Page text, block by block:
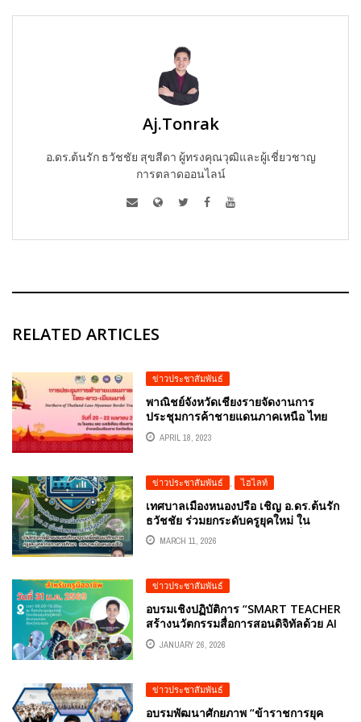
Aj.Tonrak
อ.ดร.ต้นรัก ธวัชชัย สุขสีดา ผู้ทรงคุณวุฒิและผู้เชี่ยวชาญ
การตลาดออนไลน์
RELATED ARTICLES
ข่าวประชาสัมพันธ์
พาณิชย์จังหวัดเชียงรายจัดงานการ
ประชุมการค้าชายแดนภาคเหนือ ไทย
ลาว เมียนมาร์ (NORTHERN OF
THAILAND – LAOS – MYANMAR
22 เมษายน 2566 ณ โรงแรม เลอ
เมอริเดียน เชียงราย รีสอร์ท
APRIL 18, 2023
ข่าวประชาสัมพันธ์ , ไฮไลท์
เทศบาลเมืองหนองปรือ เชิญ อ.ดร.ต้นรัก
ธวัชชัย ร่วมยกระดับครูยุคใหม่ ใน
โครงการพัฒนาทักษะการสร้างสื่อการ
สอนด้วย AI
MARCH 11, 2026
ข่าวประชาสัมพันธ์
อบรมเชิงปฏิบัติการ “SMART TEACHER
สร้างนวัตกรรมสื่อการสอนดิจิทัลด้วย AI
สำหรับครูผู้สอน” อ.ดร.ต้นรัก ธวัชชัย สุข
สีดา วิทยากรอบรม เตรียมพร้อมยกระดับ
JANUARY 26, 2026
ข่าวประชาสัมพันธ์
อบรมพัฒนาศักยภาพ “ข้าราชการยุค